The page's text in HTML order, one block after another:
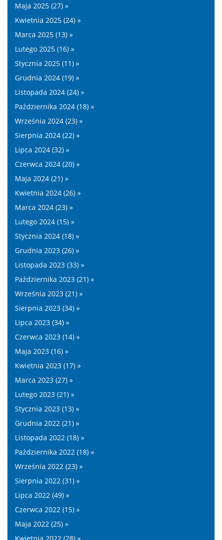
Maja 2025 (27) »
Kwietnia 2025 (24) »
Marca 2025 (13) »
Lutego 2025 (16) »
Stycznia 2025 (11) »
Grudnia 2024 (19) »
Listopada 2024 (24) »
Października 2024 (18) »
Września 2024 (23) »
Sierpnia 2024 (22) »
Lipca 2024 (32) »
Czerwca 2024 (20) »
Maja 2024 (21) »
Kwietnia 2024 (26) »
Marca 2024 (23) »
Lutego 2024 (15) »
Stycznia 2024 (18) »
Grudnia 2023 (26) »
Listopada 2023 (33) »
Października 2023 (21) »
Września 2023 (21) »
Sierpnia 2023 (34) »
Lipca 2023 (34) »
Czerwca 2023 (14) »
Maja 2023 (16) »
Kwietnia 2023 (17) »
Marca 2023 (27) »
Lutego 2023 (21) »
Stycznia 2023 (13) »
Grudnia 2022 (21) »
Listopada 2022 (18) »
Października 2022 (18) »
Września 2022 (23) »
Sierpnia 2022 (31) »
Lipca 2022 (49) »
Czerwca 2022 (15) »
Maja 2022 (25) »